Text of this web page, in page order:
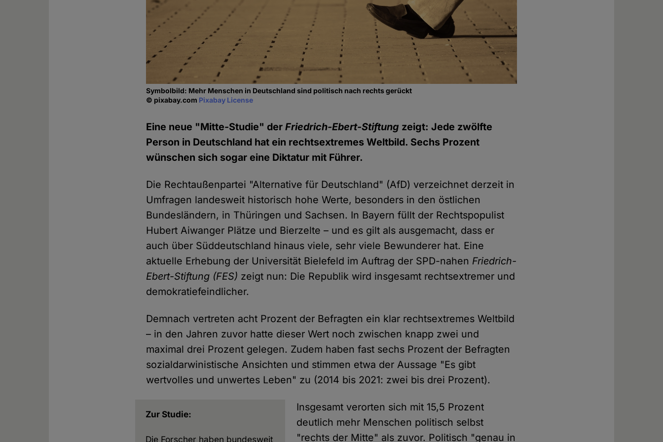
Symbolbild: Mehr Menschen in Deutschland sind politisch nach rechts gerückt
© pixabay.com Pixabay License
Eine neue "Mitte-Studie" derFriedrich-Ebert-Stiftung zeigt: Jede zwölfte
Person in Deutschland hat ein rechtsextremes Weltbild. Sechs Prozent
wünschen sich sogar eine Diktatur mit Führer.
Die Rechtaußenpartei "Alternative für Deutschland" (AfD) verzeichnet derzeit in
Umfragen landesweit historisch hohe Werte, besonders in den östlichen
Bundesländern, in Thüringen und Sachsen. In Bayern füllt der Rechtspopulist
Hubert Aiwanger Plätze und Bierzelte – und es gilt als ausgemacht, dass er
auch über Süddeutschland hinaus viele, sehr viele Bewunderer hat. Eine
aktuelle Erhebung der Universität Bielefeld im Auftrag der SPD-nahen Friedrich-
Ebert-Stiftung (FES) zeigt nun: Die Republik wird insgesamt rechtsextremer und
demokratiefeindlicher.
Demnach vertreten acht Prozent der Befragten ein klar rechtsextremes Weltbild
– in den Jahren zuvor hatte dieser Wert noch zwischen knapp zwei und
maximal drei Prozent gelegen. Zudem haben fast sechs Prozent der Befragten
sozialdarwinistische Ansichten und stimmen etwa der Aussage "Es gibt
wertvolles und unwertes Leben" zu (2014 bis 2021: zwei bis drei Prozent).
Zur Studie:
Die Forscher haben bundesweit
Insgesamt verorten sich mit 15,5 Prozent
deutlich mehr Menschen politisch selbst
"rechts der Mitte" als zuvor. Politisch "genau in